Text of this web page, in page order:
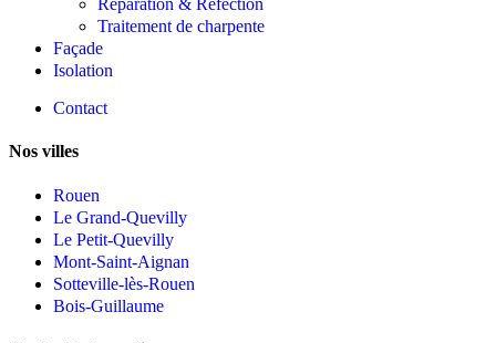
Réparation & Réfection
Traitement de charpente
Façade
Isolation
Contact
Nos villes
Rouen
Le Grand-Quevilly
Le Petit-Quevilly
Mont-Saint-Aignan
Sotteville-lès-Rouen
Bois-Guillaume